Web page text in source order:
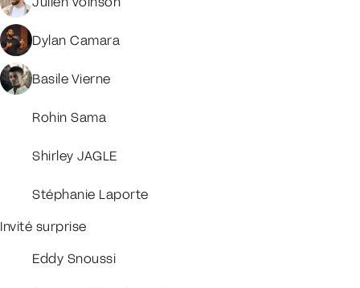
Dylan Camara
Basile Vierne
Rohin Sama
Shirley JAGLE
Stéphanie Laporte
Invité surprise
Eddy Snoussi